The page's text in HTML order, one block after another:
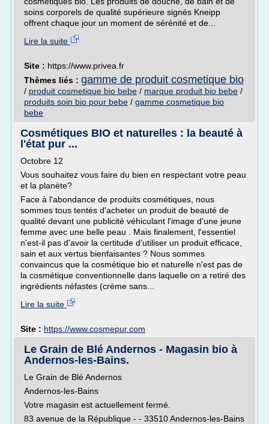
soins corporels de qualité supérieure signés Kneipp
offrent chaque jour un moment de sérénité et de...
Lire la suite
Site : https://www.privea.fr
Thèmes liés : gamme de produit cosmetique bio
/ produit cosmetique bio bebe / marque produit bio bebe /
produits soin bio pour bebe / gamme cosmetique bio
bebe
Cosmétiques BIO et naturelles : la beauté à
l'état pur ...
Octobre 12
Vous souhaitez vous faire du bien en respectant votre peau
et la planète?
Face à l'abondance de produits cosmétiques, nous
sommes tous tentés d'acheter un produit de beauté de
qualité devant une publicité véhiculant l'image d'une jeune
femme avec une belle peau . Mais finalement, l'essentiel
n'est-il pas d'avoir la certitude d'utiliser un produit efficace,
sain et aux vertus bienfaisantes ? Nous sommes
convaincus que la cosmétique bio et naturelle n'est pas de
la cosmétique conventionnelle dans laquelle on a retiré des
ingrédients néfastes (crème sans...
Lire la suite
Site : https://www.cosmepur.com
Le Grain de Blé Andernos - Magasin bio à
Andernos-les-Bains.
Le Grain de Blé Andernos
Andernos-les-Bains
Votre magasin est actuellement fermé.
83 avenue de la République - - 33510 Andernos-les-Bains